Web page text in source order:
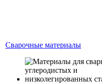
Сварочные материалы